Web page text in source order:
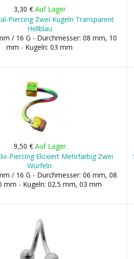
3,30 € Auf Lager
Piercing Zwei Kugeln Transparent
Hellblau
/ 16 G - Durchmesser: 08 mm, 10
mm - Kugeln: 03 mm
9,50 € Auf Lager
Piercing Eloxiert Mehrfarbig Zwei
Würfeln
/ 16 G - Durchmesser: 06 mm, 08
mm - Kugeln: 02.5 mm, 03 mm